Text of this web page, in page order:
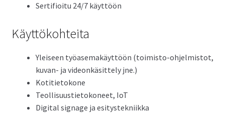
Sertifioitu 24/7 käyttöön
Käyttökohteita
Yleiseen työasemakäyttöön (toimisto-ohjelmistot,
kuvan- ja videonkäsittely jne.)
Kotitietokone
Teollisuustietokoneet, IoT
Digital signage ja esitystekniikka